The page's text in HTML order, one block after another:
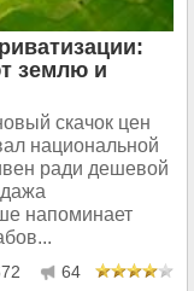
землю и
скачок цен
национальной
ради дешевой
напоминает
64